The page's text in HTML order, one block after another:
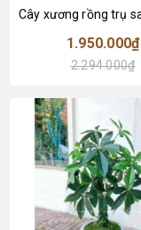
1.950.000₫
2.294.000₫